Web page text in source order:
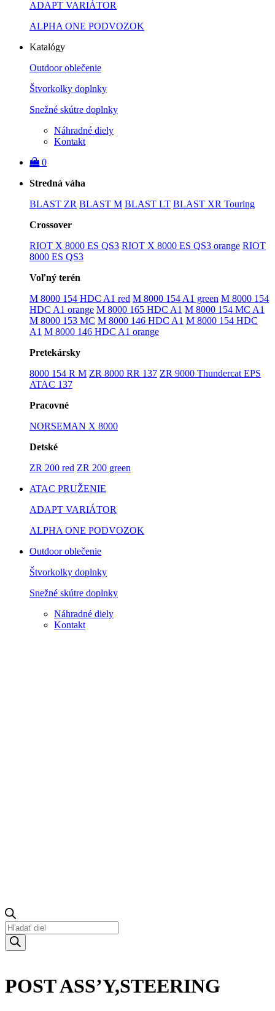
ADAPT VARIÁTOR
ALPHA ONE PODVOZOK
Katalógy
Outdoor oblečenie
Štvorkolky doplnky
Snežné skútre doplnky
Náhradné diely
Kontakt
0
Stredná váha
BLAST ZR BLAST M BLAST LT BLAST XR Touring
Crossover
RIOT X 8000 ES QS3 RIOT X 8000 ES QS3 orange RIOT
8000 ES QS3
Voľný terén
M 8000 154 HDC A1 red M 8000 154 A1 green M 8000 154
HDC A1 orange M 8000 165 HDC A1 M 8000 154 MC A1
M 8000 153 MC M 8000 146 HDC A1 M 8000 154 HDC
A1 M 8000 146 HDC A1 orange
Pretekársky
8000 154 R M ZR 8000 RR 137 ZR 9000 Thundercat EPS
ATAC 137
Pracovné
NORSEMAN X 8000
Detské
ZR 200 red ZR 200 green
ATAC PRUŽENIE
ADAPT VARIÁTOR
ALPHA ONE PODVOZOK
Outdoor oblečenie
Štvorkolky doplnky
Snežné skútre doplnky
Náhradné diely
Kontakt
Products
search
POST ASS’Y,STEERING